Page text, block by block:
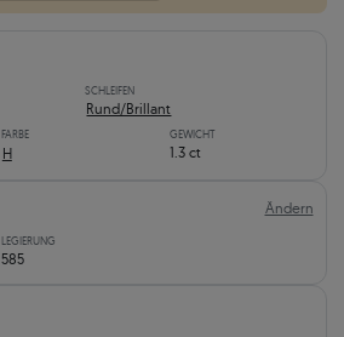
SCHLEIFEN
Rund/Brillant
FARBE
H
GEWICHT
1.3 ct
Ändern
LEGIERUNG
585